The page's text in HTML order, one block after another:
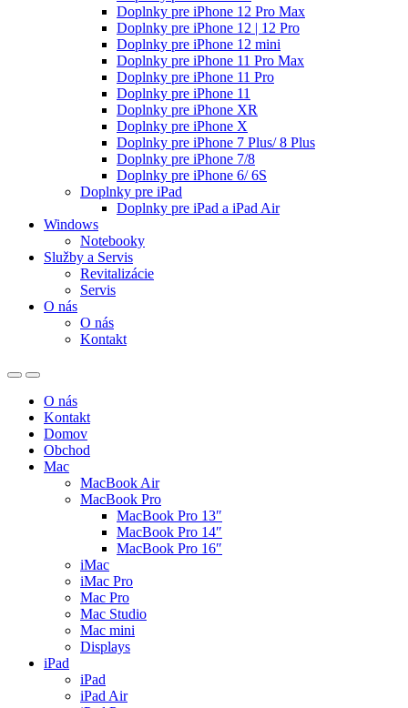
Doplnky pre iPhone 12 Pro Max
Doplnky pre iPhone 12 | 12 Pro
Doplnky pre iPhone 12 mini
Doplnky pre iPhone 11 Pro Max
Doplnky pre iPhone 11 Pro
Doplnky pre iPhone 11
Doplnky pre iPhone XR
Doplnky pre iPhone X
Doplnky pre iPhone 7 Plus/ 8 Plus
Doplnky pre iPhone 7/8
Doplnky pre iPhone 6/ 6S
Doplnky pre iPad
Doplnky pre iPad a iPad Air
Windows
Notebooky
Služby a Servis
Revitalizácie
Servis
O nás
O nás
Kontakt
O nás
Kontakt
Domov
Obchod
Mac
MacBook Air
MacBook Pro
MacBook Pro 13″
MacBook Pro 14″
MacBook Pro 16″
iMac
iMac Pro
Mac Pro
Mac Studio
Mac mini
Displays
iPad
iPad
iPad Air